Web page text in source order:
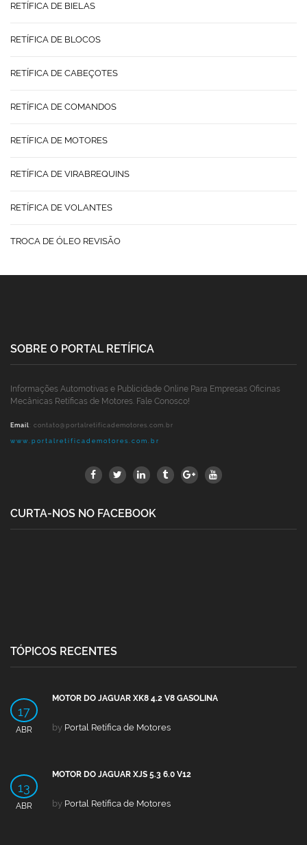
RETÍFICA DE BIELAS
RETÍFICA DE BLOCOS
RETÍFICA DE CABEÇOTES
RETÍFICA DE COMANDOS
RETÍFICA DE MOTORES
RETÍFICA DE VIRABREQUINS
RETÍFICA DE VOLANTES
TROCA DE ÓLEO REVISÃO
SOBRE O PORTAL RETÍFICA
Informações Automotivas e Publicidade Online Para Empresas Oficinas
Mecânicas Retíficas de Motores. Fale Conosco!
Email: contato@portalretificademotores.com.br
www.portalretificademotores.com.br
CURTA-NOS NO FACEBOOK
TÓPICOS RECENTES
17
ABR
MOTOR DO JAGUAR XK8 4.2 V8 GASOLINA
by Portal Retífica de Motores
13
ABR
MOTOR DO JAGUAR XJS 5.3 6.0 V12
by Portal Retífica de Motores